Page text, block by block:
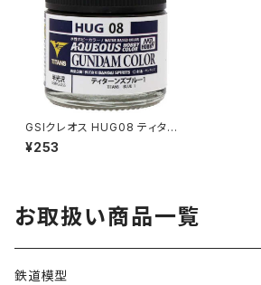
GSIクレオス HUG08 ティター
ンズブルー1 プラモデル 塗料（新
品 在庫品）
¥253
お取扱い商品一覧
鉄道模型